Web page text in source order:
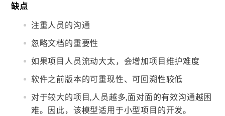
缺点
注重人员的沟通
忽略文档的重要性
如果项目人员流动大太，会增加项目维护难度
软件之前版本的可重现性、可回溯性较低
对于较大的项目,人员越多,面对面的有效沟通越困
难。因此，该模型适用于小型项目的开发。